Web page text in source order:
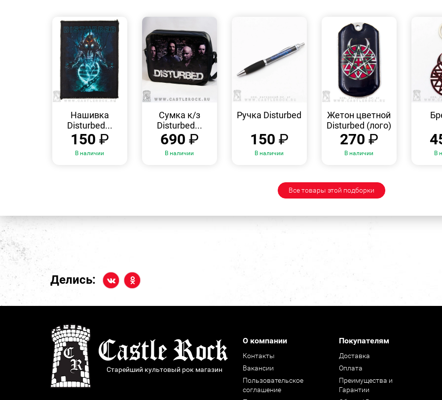
Нашивка
Disturbed...
150 ₽
В наличии
ПРОСМОТР
Сумка к/з
Disturbed...
690 ₽
В наличии
ПРОСМОТР
Ручка Disturbed
150 ₽
В наличии
Жетон цветной
Disturbed (лого)
270 ₽
В наличии В
Все товары этой подборки
Делись:
Старейший культовый рок магазин
О компании
Контакты
Вакансии
Пользовательское
соглашение
Покупателям
Доставка
Оплата
Преимущества и
Гарантии